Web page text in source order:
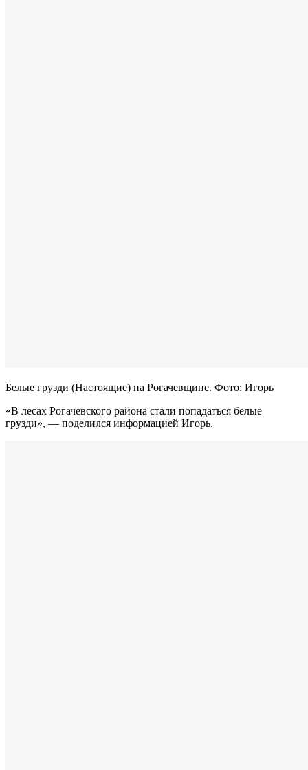
Белые грузди (Настоящие) на Рогачевщине. Фото: Игорь
«В лесах Рогачевского района стали попадаться белые
грузди», — поделился информацией Игорь.